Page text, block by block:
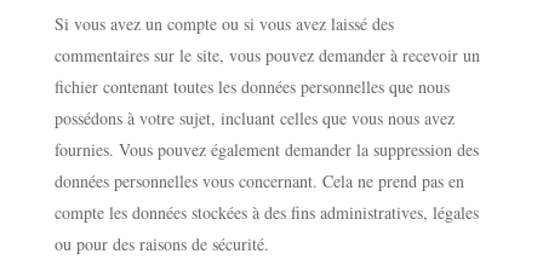
Si vous avez un compte ou si vous avez laissé des
commentaires sur le site, vous pouvez demander à recevoir un
fichier contenant toutes les données personnelles que nous
possédons à votre sujet, incluant celles que vous nous avez
fournies. Vous pouvez également demander la suppression des
données personnelles vous concernant. Cela ne prend pas en
compte les données stockées à des fins administratives, légales
ou pour des raisons de sécurité.